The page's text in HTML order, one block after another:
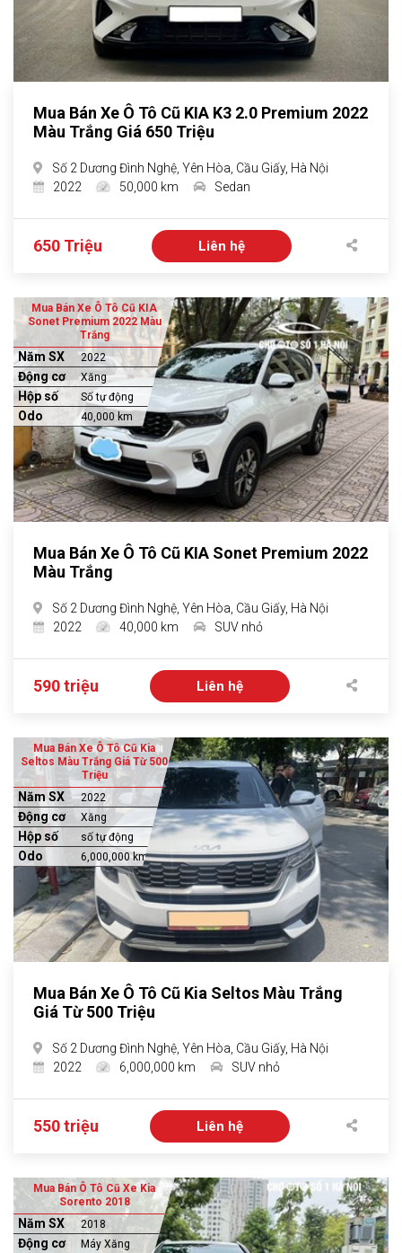
Mua Bán Xe Ô Tô Cũ KIA K3 2.0 Premium 2022
Màu Trắng Giá 650 Triệu
Số 2 Dương Đình Nghệ, Yên Hòa, Cầu Giấy, Hà Nội
2022
50,000 km Sedan
650 Triệu Liên hệ
Mua Bán Xe Ô Tô Cũ KIA
Sonet Premium 2022 Màu
Trắng
Năm SX 2022
Động cơ Xăng
Hộp số Số tự động
Odo 40,000 km
Mua Bán Xe Ô Tô Cũ KIA Sonet Premium 2022
Màu Trắng
Số 2 Dương Đình Nghệ, Yên Hòa, Cầu Giấy, Hà Nội
2022
40,000 km SUV nhỏ
590 triệu Liên hệ
Mua Bán Xe Ô Tô Cũ Kia
Seltos Màu Trắng Giá Từ 500
Triệu
Năm SX 2022
Động cơ Xăng
Hộp số số tự động
Odo 6,000,000 km
Mua Bán Xe Ô Tô Cũ Kia Seltos Màu Trắng
Giá Từ 500 Triệu
Số 2 Dương Đình Nghệ, Yên Hòa, Cầu Giấy, Hà Nội
2022
6,000,000 km SUV nhỏ
550 triệu Liên hệ
Mua Bán Ô Tô Cũ Xe Kia
Sorento 2018
Năm SX 2018
Động cơ Máy Xăng